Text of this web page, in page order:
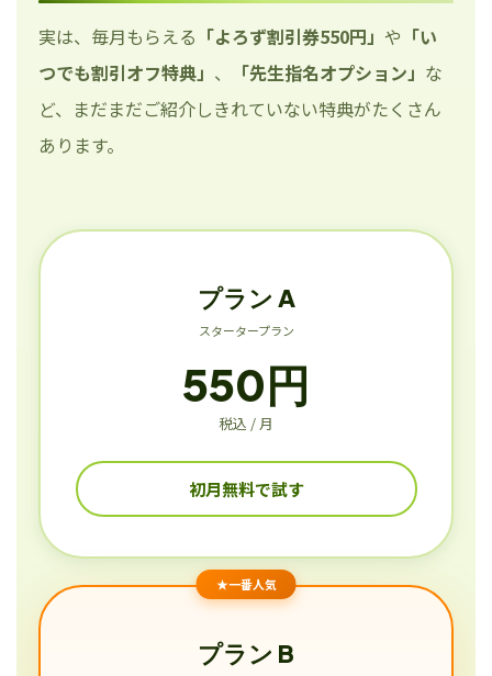
実は、毎月もらえる 「よろず割引券550円」 や 「い
つでも割引オフ特典」 、 「先生指名オプション」 な
ど、まだまだご紹介しきれていない特典がたくさん
あります。
プラン A
スタータープラン
550円
税込 / 月
初月無料で試す
★一番人気
プラン B